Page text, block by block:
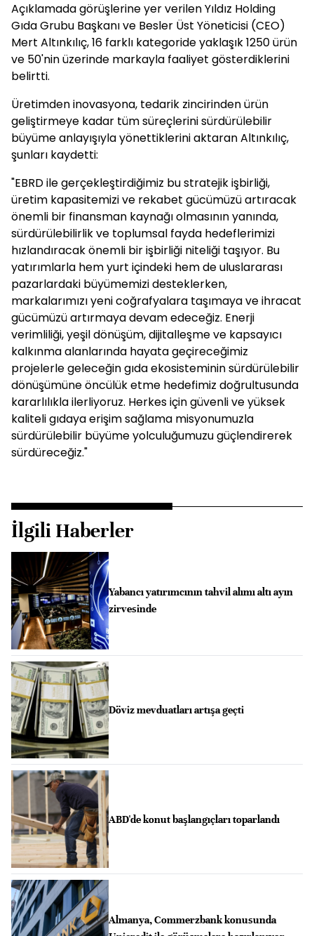
Açıklamada görüşlerine yer verilen Yıldız Holding
Gıda Grubu Başkanı ve Besler Üst Yöneticisi (CEO)
Mert Altınkılıç, 16 farklı kategoride yaklaşık 1250 ürün
ve 50'nin üzerinde markayla faaliyet gösterdiklerini
belirtti.
Üretimden inovasyona, tedarik zincirinden ürün
geliştirmeye kadar tüm süreçlerini sürdürülebilir
büyüme anlayışıyla yönettiklerini aktaran Altınkılıç,
şunları kaydetti:
"EBRD ile gerçekleştirdiğimiz bu stratejik işbirliği,
üretim kapasitemizi ve rekabet gücümüzü artıracak
önemli bir finansman kaynağı olmasının yanında,
sürdürülebilirlik ve toplumsal fayda hedeflerimizi
hızlandıracak önemli bir işbirliği niteliği taşıyor. Bu
yatırımlarla hem yurt içindeki hem de uluslararası
pazarlardaki büyümemizi desteklerken,
markalarımızı yeni coğrafyalara taşımaya ve ihracat
gücümüzü artırmaya devam edeceğiz. Enerji
verimliliği, yeşil dönüşüm, dijitalleşme ve kapsayıcı
kalkınma alanlarında hayata geçireceğimiz
projelerle geleceğin gıda ekosisteminin sürdürülebilir
dönüşümüne öncülük etme hedefimiz doğrultusunda
kararlılıkla ilerliyoruz. Herkes için güvenli ve yüksek
kaliteli gıdaya erişim sağlama misyonumuzla
sürdürülebilir büyüme yolculuğumuzu güçlendirerek
sürdüreceğiz."
İlgili Haberler
Yabancı yatırımcının tahvil alımı altı ayın
zirvesinde
Döviz mevduatları artışa geçti
ABD'de konut başlangıçları toparlandı
Almanya, Commerzbank konusunda